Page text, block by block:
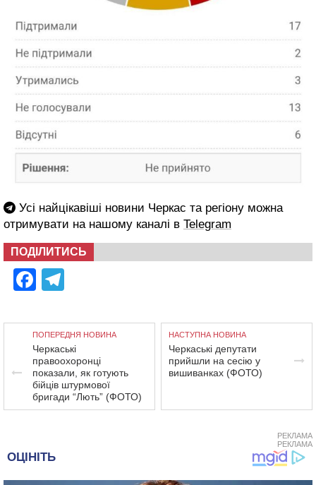
Усі найцікавіші новини Черкас та регіону можна
отримувати на нашому каналі в Telegram
ПОДІЛИТИСЬ
Facebook
ПОПЕРЕДНЯ НОВИНА
Черкаські
правоохоронці
показали, як готують
бійців штурмової
бригади “Лють” (ФОТО)
НАСТУПНА НОВИНА
Черкаські депутати
прийшли на сесію у
вишиванках (ФОТО)
РЕКЛАМА
РЕКЛАМА